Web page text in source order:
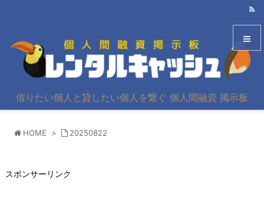
借りたい個人と貸したい個人を繋ぐ 個人間融資 掲示板
HOME > 20250822
スポンサーリンク